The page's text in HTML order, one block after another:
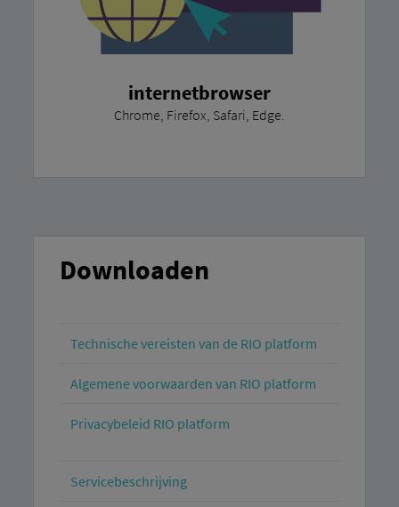
internetbrowser
Chrome, Firefox, Safari, Edge.
Downloaden
Technische vereisten van de RIO platform
Algemene voorwaarden van RIO platform
Privacybeleid RIO platform
Servicebeschrijving